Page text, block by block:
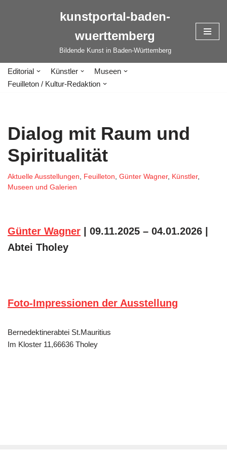
kunstportal-baden-
wuerttemberg
Bildende Kunst in Baden-Württemberg
Editorial Künstler
Museen
Feuilleton / Kultur-Redaktion
Dialog mit Raum und
Spiritualität
Aktuelle Ausstellungen, Feuilleton, Günter Wagner, Künstler,
Museen und Galerien
Günter Wagner | 09.11.2025 – 04.01.2026 |
Abtei Tholey
Foto-Impressionen der Ausstellung
Bernedektinerabtei St.Mauritius
Im Kloster 11,66636 Tholey